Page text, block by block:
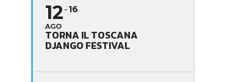
12
AGO
16
TORNA IL TOSCANA
DJANGO FESTIVAL